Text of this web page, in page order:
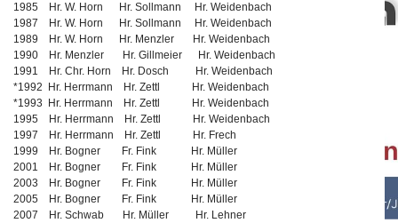
Bewegte Impression unseres Vereins.
1985 Hr. W. Horn Hr. Sollmann Hr. Weidenbach
1987 Hr. W. Horn Hr. Sollmann Hr. Weidenbach
1989 Hr. W. Horn Hr. Menzler Hr. Weidenbach
1990 Hr. Menzler Hr. Gillmeier Hr. Weidenbach
1991 Hr. Chr. Horn Hr. Dosch Hr. Weidenbach
*1992 Hr. Herrmann Hr. Zettl Hr. Weidenbach
*1993 Hr. Herrmann Hr. Zettl Hr. Weidenbach
1995 Hr. Herrmann Hr. Zettl Hr. Weidenbach
1997 Hr. Herrmann Hr. Zettl Hr. Frech
1999 Hr. Bogner Fr. Fink Hr. Müller
2001 Hr. Bogner Fr. Fink Hr. Müller
2003 Hr. Bogner Fr. Fink Hr. Müller
2005 Hr. Bogner Fr. Fink Hr. Müller
2007 Hr. Schwab Hr. Müller Hr. Lehner